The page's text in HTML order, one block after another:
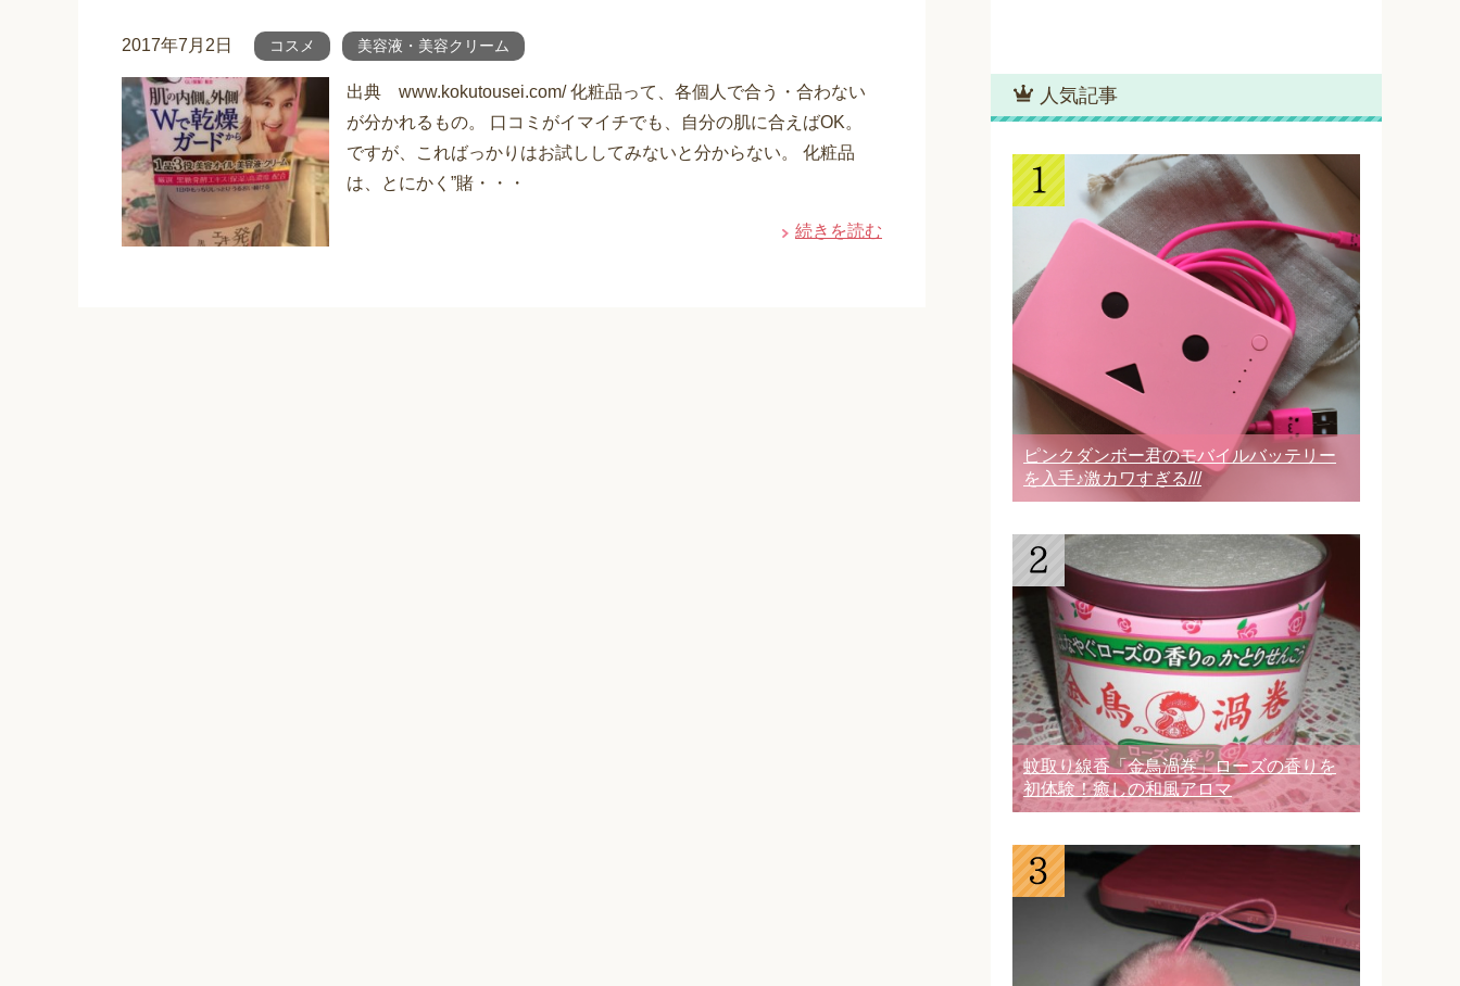
2017年7月2日 コスメ 美容液・美容クリーム
出典 www.kokutousei.com/ 化粧品って、各個人で合う・合わない
が分かれるもの。 口コミがイマイチでも、自分の肌に合えばOK。
ですが、こればっかりはお試ししてみないと分からない。 化粧品
は、とにかく”賭・・・
続きを読む
人気記事
ピンクダンボー君のモバイルバッテリー
を入手♪激カワすぎる///
蚊取り線香「金鳥渦巻」ローズの香りを
初体験！癒しの和風アロマ